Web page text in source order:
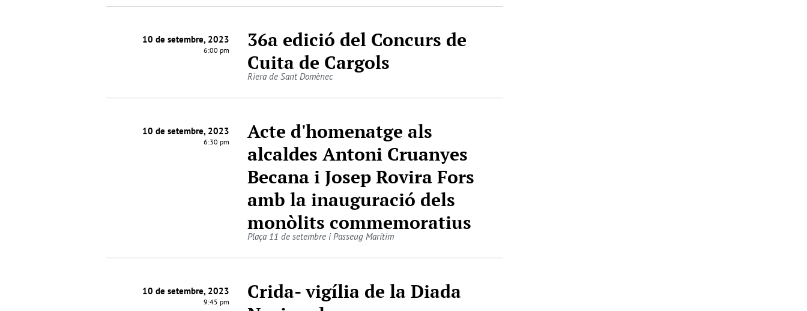
10 de setembre, 2023
6:00 pm
36a edició del Concurs de
Cuita de Cargols
Riera de Sant Domènec
10 de setembre, 2023
6:30 pm
Acte d'homenatge als
alcaldes Antoni Cruanyes
Becana i Josep Rovira Fors
amb la inauguració dels
monòlits commemoratius
Plaça 11 de setembre i Passeug Marítim
10 de setembre, 2023
9:45 pm
Crida- vigília de la Diada